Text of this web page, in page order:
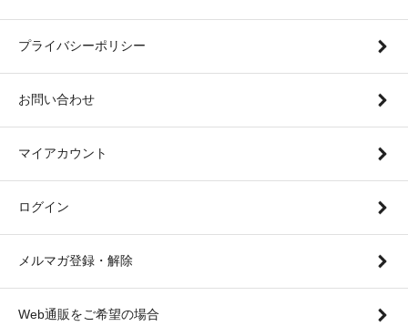
プライバシーポリシー
お問い合わせ
マイアカウント
ログイン
メルマガ登録・解除
Web通販をご希望の場合